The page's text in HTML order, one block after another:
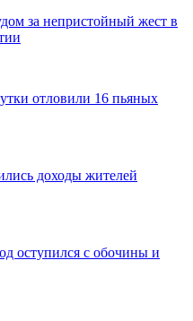
за непристойный жест в
отловили 16 пьяных
доходы жителей
оступился с обочины и